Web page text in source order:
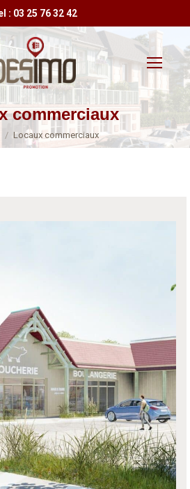
: 03 25 76 32 42
commerciaux
ici :
Locaux commerciaux